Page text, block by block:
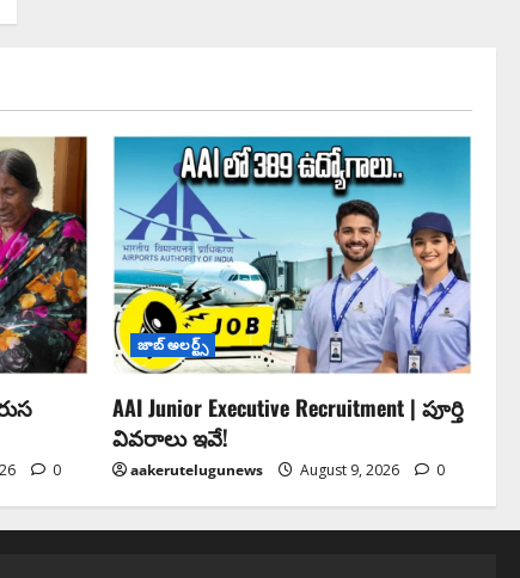
0
జాబ్ అలర్ట్స్
AAI Junior Executive Recruitment | పూర్తి
వివరాలు ఇవే!
aakerutelugunews August 9, 2026 0